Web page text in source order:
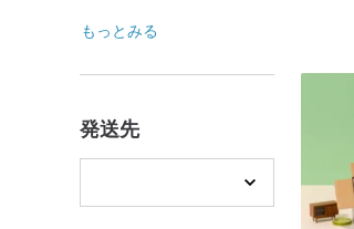
もっとみる
発送先